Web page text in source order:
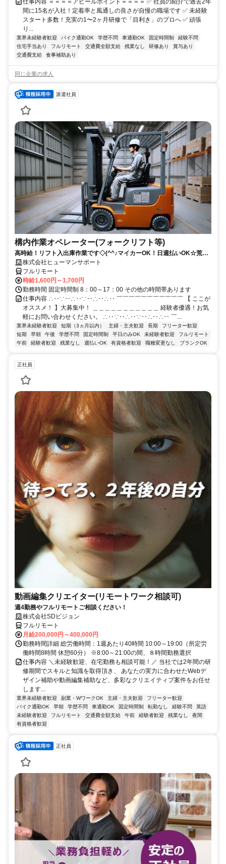
仕事内容 ＝＝＝＝アピールポイント＝＝＝＝ ✅ 社員の紹介で過去2年
間に15名が入社！定着率と風通しの良さが自慢の職場です ✅ 未経験
スタート多数！充実の1〜2ヶ月研修で「目利き」のプロへ ✅ 頑張
り...
業界未経験者歓迎 バイク通勤OK 学歴不問 車通勤OK 固定時間制
経験不問
住宅手当あり
フルリモート 交通費全額支給 残業なし 研修あり
賞与あり
交通費支給
食事補助あり
同じ企業の求人
派遣社員
構内作業オペレーター(フォークリフト等)
高時給！リフト入出庫作業です◇(^^♪マイカーOK！日週払いOK☆荒本
駅★【シゴト№0619】
株式会社ヒューマンサポート
フルリモート
時給1,600円～1,700円
勤務時間 固定時間制 8：00～17：00 その他の時間帯あります
仕事内容 ∴‥∵‥∴‥∵‥∴‥∴‥ ￣￣￣￣￣￣￣￣￣￣￣ 【 ここが
オススメ！ 】大募集中！ ＿＿＿＿＿＿＿＿＿＿＿ 経験者優遇！お気
軽にお問い合わせください。 ∴‥∵‥∴‥∵‥∴‥∴‥ ￣...
業界未経験者歓迎 短期（3ヵ月以内） 主婦・主夫歓迎 長期
フリーター歓迎
短期
早朝 午後 学歴不問 固定時間制 平日のみOK 未経験者歓迎
フルリモート
午前
経験者歓迎 残業なし 週払いOK 有資格者歓迎 職種変更なし ブランクOK
正社員
動画編集クリエイター(リモートワーク相談可)
週4勤務やフルリモートご相談ください！
株式会社SDビジョン
フルリモート
月給200,000円～400,000円
勤務時間詳細 総労働時間：1週あたり40時間 10:00～19:00（所定労
働時間8時間 休憩60分） ※8:00～21:00の間、８時間勤務選択
仕事内容 ＼未経験歓迎、在宅勤務も相談可能！／ 当社では2年間の研
修期間でスキルと知識を取得頂き、 あなたの実力に合わせたWebデ
ザイン補助や動画編集補助など、多彩なクリエイティブ案件をお任せ
します...
業界未経験者歓迎 副業・WワークOK 主婦・主夫歓迎
フリーター歓迎
バイク通勤OK
早朝 学歴不問 車通勤OK 固定時間制 転勤なし 経験不問
英語
未経験者歓迎
フルリモート 交通費全額支給 午前 経験者歓迎 残業なし
夜間
有資格者歓迎
正社員